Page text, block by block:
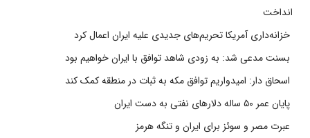
انداخت
خزانه‌داری آمریکا تحریم‌های جدیدی علیه ایران اعمال کرد
بسنت مدعی شد: به زودی شاهد توافق با ایران خواهیم بود
اسحاق دار: امیدواریم توافق مکه به ثبات در منطقه کمک کند
پایان عمر ۵۰ ساله دلارهای نفتی به دست ایران
عبرت مصر و سوئز برای ایران و تنگه هرمز